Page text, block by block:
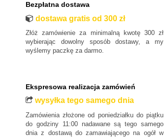
Mazda
Mercedes-Benz
Mini
Mitsubishi
Peugeot
Polestar
Porsche
Renault
Bezpłatna dostawa
dostawa gratis od 300 zł
Złóż zamówienie za minimalną kwotę 300 zł
wybierając dowolny sposób dostawy, a my
wyślemy paczkę za darmo.
Ekspresowa realizacja zamówień
wysyłka tego samego dnia
Zamówienia złożone od poniedziałku do piątku
do godziny 11:00 nadawane są tego samego
dnia z dostawą do zamawiającego na ogół w